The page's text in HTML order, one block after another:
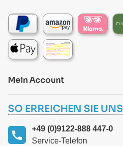
Mein Account
SO ERREICHEN SIE UNS
+49 (0)9122-888 447-0
Service-Telefon